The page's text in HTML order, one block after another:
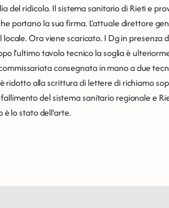
del ridicolo. Il sistema sanitario di Rieti e
portano la sua firma. L’attuale direttore
Ora viene scaricato. I Dg in presenza
l’ultimo tavolo tecnico la soglia è
consegnata in mano a due
ridotto alla scrittura di lettere di richiamo
del sistema sanitario regionale e
lo stato dell’arte.